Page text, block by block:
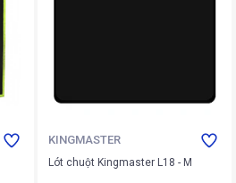
KINGMASTER
Lót chuột Kingmaster L18 - M